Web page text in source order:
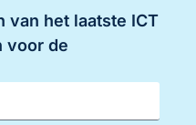
van het laatste ICT
voor de